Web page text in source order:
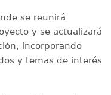
se reunirá
y se actualizará
incorporando
y temas de interés